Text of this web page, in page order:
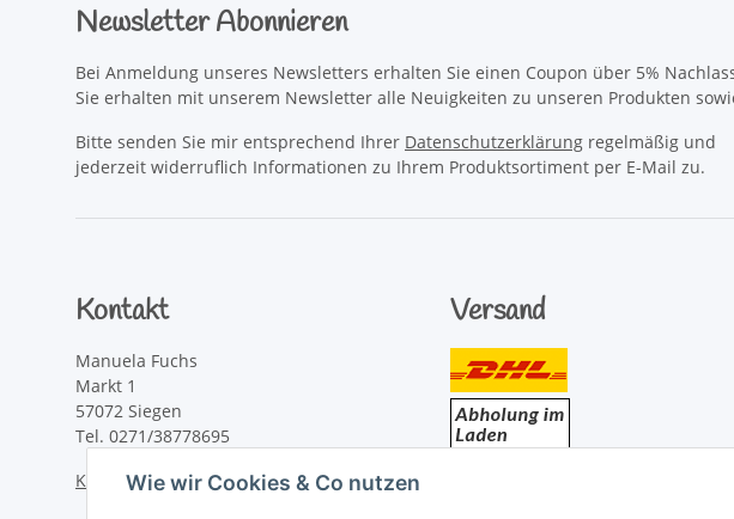
Wie wir Cookies & Co nutzen
Newsletter Abonnieren
Bei Anmeldung unseres Newsletters erhalten Sie einen Coupon über 5%
Sie erhalten mit unserem Newsletter alle Neuigkeiten zu unseren Produkten
Bitte senden Sie mir entsprechend Ihrer Datenschutzerklärung regelmäßig und
jederzeit widerruflich Informationen zu Ihrem Produktsortiment per E-Mail zu.
Kontakt
Manuela Fuchs
Markt 1
57072 Siegen
Tel. 0271/38778695
Kontaktformular
Versand